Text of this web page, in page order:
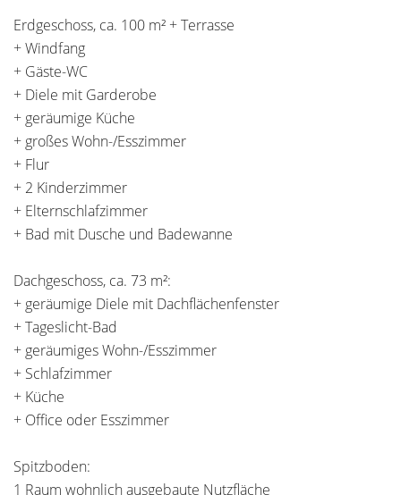
Erdgeschoss, ca. 100 m² + Terrasse
+ Windfang
+ Gäste-WC
+ Diele mit Garderobe
+ geräumige Küche
+ großes Wohn-/Esszimmer
+ Flur
+ 2 Kinderzimmer
+ Elternschlafzimmer
+ Bad mit Dusche und Badewanne
Dachgeschoss, ca. 73 m²:
+ geräumige Diele mit Dachflächenfenster
+ Tageslicht-Bad
+ geräumiges Wohn-/Esszimmer
+ Schlafzimmer
+ Küche
+ Office oder Esszimmer
Spitzboden:
1 Raum wohnlich ausgebaute Nutzfläche